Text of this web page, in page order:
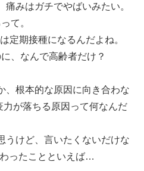
みはガチでやばいみたい。
て。
定期接種になるんだよね。
、なんで高齢者だけ？
、根本的な原因に向き合わな
が落ちる原因って何なんだ
うけど、言いたくないだけな
ったことといえば…